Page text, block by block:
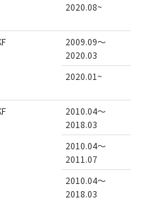
2020.08~
2009.09～
2020.03
2020.01~
2010.04～
2018.03
2010.04～
2011.07
2010.04～
2018.03